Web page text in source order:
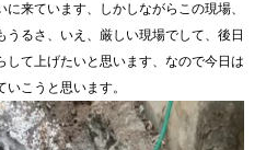
来ています、しかしながらこの現場、
るさ、いえ、厳しい現場でして、後日
して上げたいと思います、なので今日は
こうと思います。